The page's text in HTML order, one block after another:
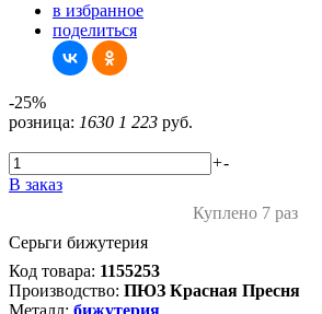
в избранное
поделиться
-25%
розница: 1630 1 223 руб.
+-
В заказ
Куплено 7 раз
Серьги бижутерия
Код товара: 1155253
Производство: ПЮЗ Красная Пресня
Металл: бижутерия